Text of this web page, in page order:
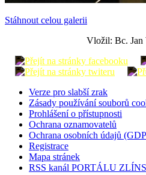
Stáhnout celou galerii
Vložil: Bc. Jan
Verze pro slabší zrak
Zásady používání souborů
Prohlášení o přístupnosti
Ochrana oznamovatelů
Ochrana osobních údajů
Registrace
Mapa stránek
RSS kanál PORTÁLU